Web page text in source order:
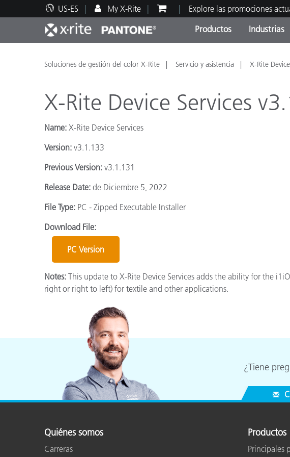
US-ES My X-Rite Explore las promociones
Productos
Principales productos Categorías de
Industrias
Impresión y Empaques
Automotriz
Plásticos
Pinturas y
Soporte técnico Servicio y
Recursos educativos Adiestramiento
Soluciones de gestión del color X-Rite Servicio y asistencia X-Rite
X-Rite Device Services
Name: X-Rite Device Services
Version: v3.1.133
Previous Version: v3.1.131
Release Date: de Diciembre 5, 2022
File Type: PC - Zipped Executable Installer
Download File:
PC Version
Notes: This update to X-Rite Device Services adds the ability for the
right or right to left) for textile and other applications.
¿Tiene
Quiénes somos
Carreras
Productos
Principales